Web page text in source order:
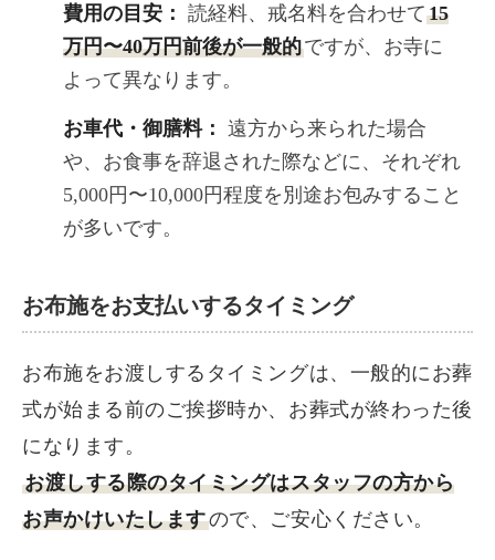
費用の目安： 読経料、戒名料を合わせて 15
万円〜40万円前後が一般的ですが、お寺に
よって異なります。
お車代・御膳料： 遠方から来られた場合
や、お食事を辞退された際などに、それぞれ
5,000円〜10,000円程度を別途お包みすること
が多いです。
お布施をお支払いするタイミング
お布施をお渡しするタイミングは、一般的にお葬
式が始まる前のご挨拶時か、お葬式が終わった後
になります。
お渡しする際のタイミングはスタッフの方から
お声かけいたしますので、ご安心ください。